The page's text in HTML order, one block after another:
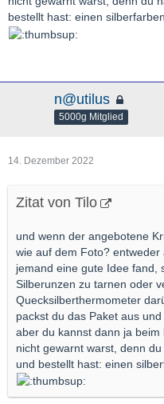
bestellt hast: einen
n@utilus
5000g Mitglied
14. Dezember 2022
Zitat von Tilo
und wenn der angebotene
wie auf dem Foto?
jemand eine gute Idee fand,
Silberunzen zu tarnen oder
Quecksilberthermometer
packst du das Paket aus
aber du kannst dann ja
nicht gewarnt warst, denn
und bestellt hast: einen